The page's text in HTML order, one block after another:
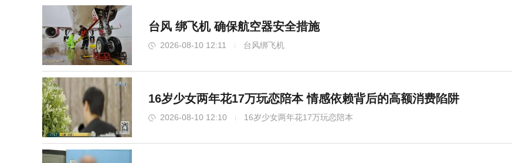
台风 绑飞机 确保航空器安全措施
2026-08-10 12:11 台风绑飞机
16岁少女两年花17万玩恋陪本 情感依赖背后的高额消费陷阱
2026-08-10 12:10 16岁少女两年花17万玩恋陪本